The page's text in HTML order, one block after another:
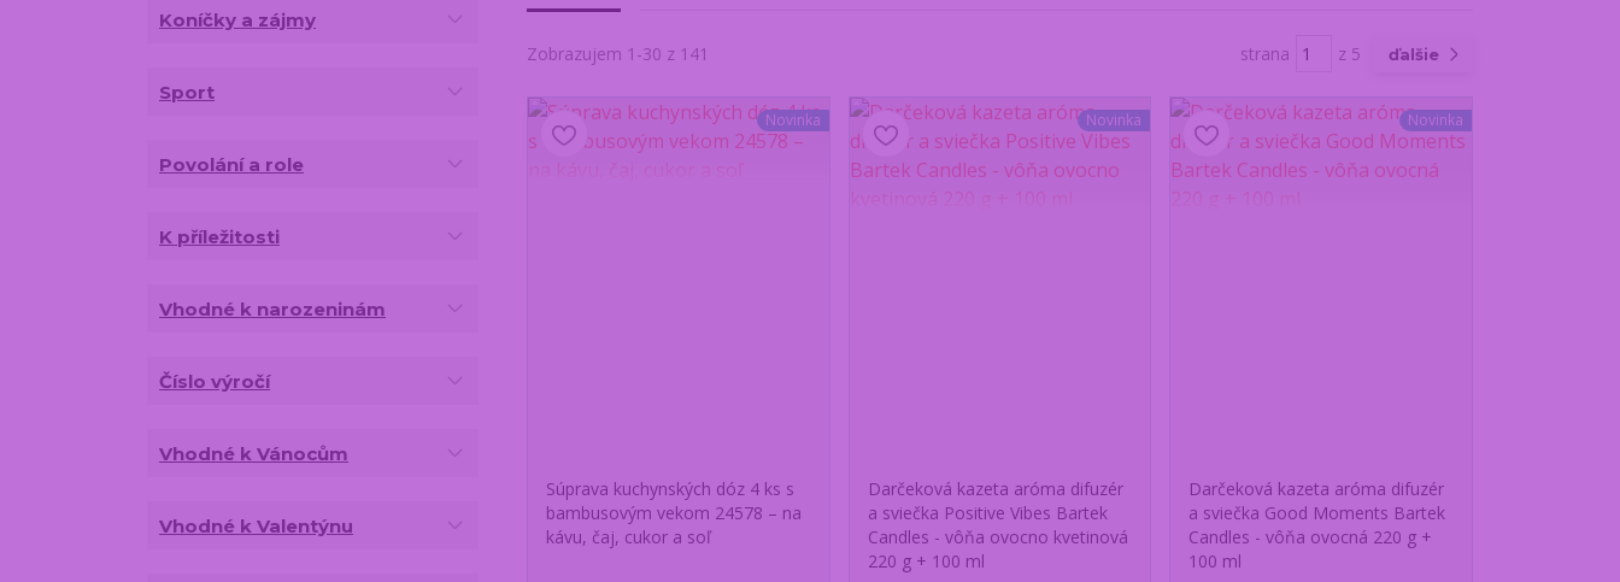
Zobrazujem 1-30 z 141 strana z 5 ďalšie
Novinka
Súprava kuchynských dóz 4 ks s
bambusovým vekom 24578 – na
kávu, čaj, cukor a soľ
Novinka
Darčeková kazeta aróma difuzér
a sviečka Positive Vibes Bartek
Candles - vôňa ovocno kvetinová
220 g + 100 ml
Novinka
Darčeková kazeta aróma difuzér
a sviečka Good Moments Bartek
Candles - vôňa ovocná 220 g +
100 ml
Koníčky a zájmy
Sport
Povolání a role
K příležitosti
Vhodné k narozeninám
Číslo výročí
Vhodné k Vánocům
Vhodné k Valentýnu